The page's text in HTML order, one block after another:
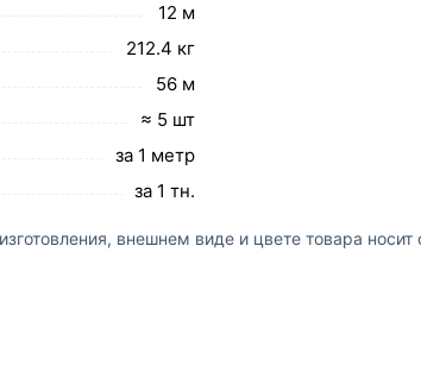
12 м
212.4 кг
56 м
≈ 5 шт
за 1 метр
за 1 тн.
внешнем виде и цвете товара